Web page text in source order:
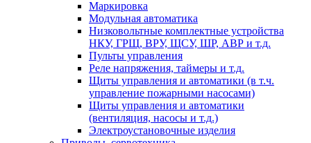
Маркировка
Модульная автоматика
Низковольтные комплектные устройства
НКУ, ГРЩ, ВРУ, ЩСУ, ШР, АВР и т.д.
Пульты управления
Реле напряжения, таймеры и т.д.
Щиты управления и автоматики (в т.ч.
управление пожарными насосами)
Щиты управления и автоматики
(вентиляция, насосы и т.д.)
Электроустановочные изделия